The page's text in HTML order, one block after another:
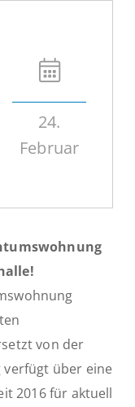
24.
Februar
von der
verfügt über eine
2016 für aktuell